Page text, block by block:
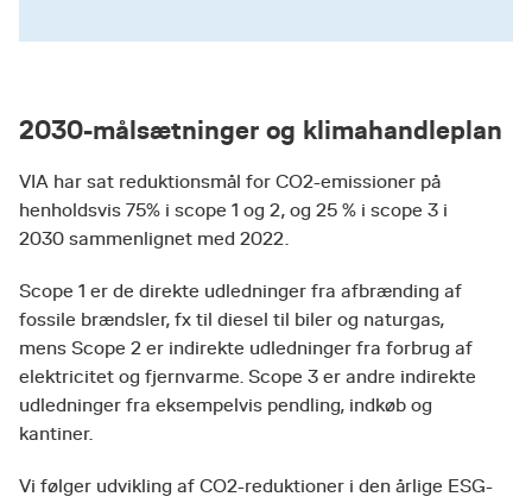
2030-målsætninger og klimahandleplan
VIA har sat reduktionsmål for CO2-emissioner på
henholdsvis 75% i scope 1 og 2, og 25 % i scope 3 i
2030 sammenlignet med 2022.
Scope 1 er de direkte udledninger fra afbrænding af
fossile brændsler, fx til diesel til biler og naturgas,
mens Scope 2 er indirekte udledninger fra forbrug af
elektricitet og fjernvarme. Scope 3 er andre indirekte
udledninger fra eksempelvis pendling, indkøb og
kantiner.
Vi følger udvikling af CO2-reduktioner i den årlige ESG-